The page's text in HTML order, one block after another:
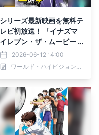
シリーズ最新映画を無料テ
レビ初放送！ 「イナズマ
イレブン・ザ・ムービー 2
025」 6月21日（日）よる
7時～BS12 トゥエルビ
2026-06-12 14:00
ワールド・ハイビジョン・チャンネル株式会社